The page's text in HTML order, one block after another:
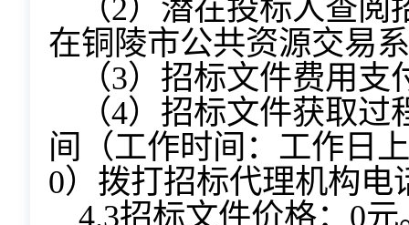
（2）潜在投标人查
在铜陵市公共资源交易
（3）招标文件费用支
（4）招标文件获取
间（工作时间：工作日
0）拨打招标代理机构电
4.3招标文件价格：0元